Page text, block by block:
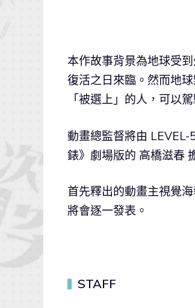
本作故事背景為地球受
復活之日來臨。然而地
「被選上」的人，可以
動畫總監督將由
錶》劇場版的 高橋滋春
首先釋出的動畫主視覺
將會逐一發表。
STAFF